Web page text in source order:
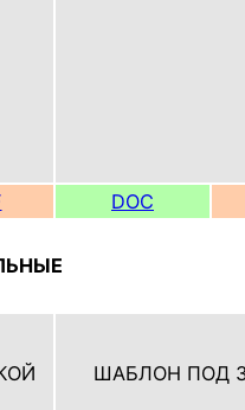
DOC
ШАБЛОН ПОД